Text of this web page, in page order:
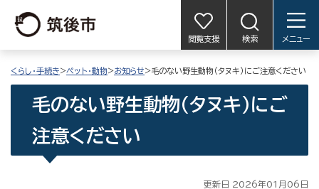
閲覧支援 検索 メニュー
くらし・手続き>ペット・動物>お知らせ>毛のない野生動物（タヌキ）にご注意ください
毛のない野生動物（タヌキ）にご
注意ください
更新日 2026年01月06日